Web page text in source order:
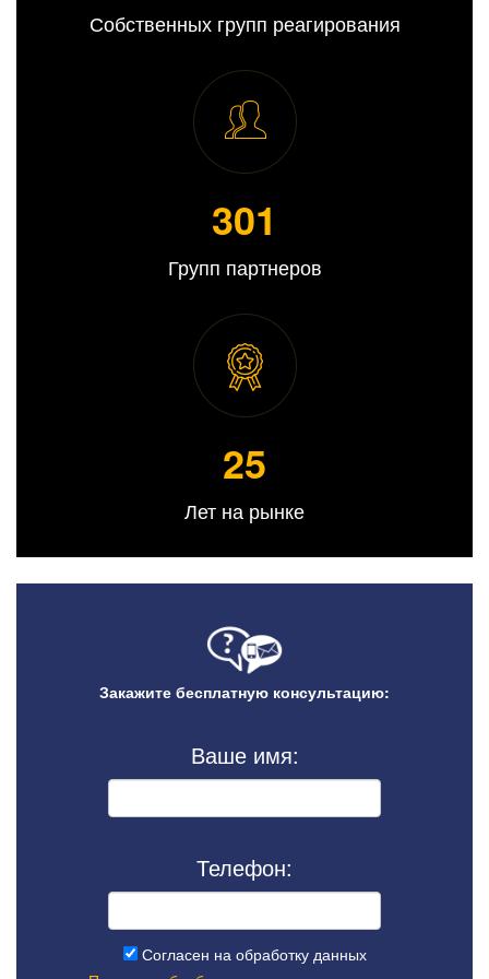
Собственных групп реагирования
308
Групп партнеров
25
Лет на рынке
Закажите бесплатную консультацию:
Ваше имя:
Телефон:
Согласен на обработку данных